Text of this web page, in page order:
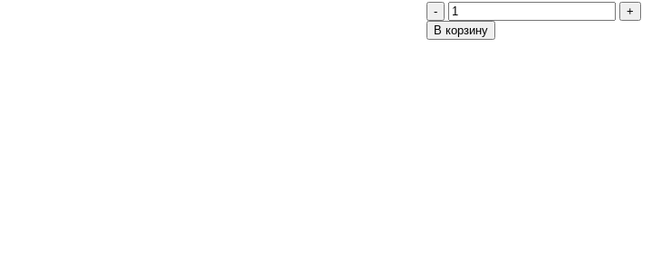
Количество
товара
Октава
В корзину